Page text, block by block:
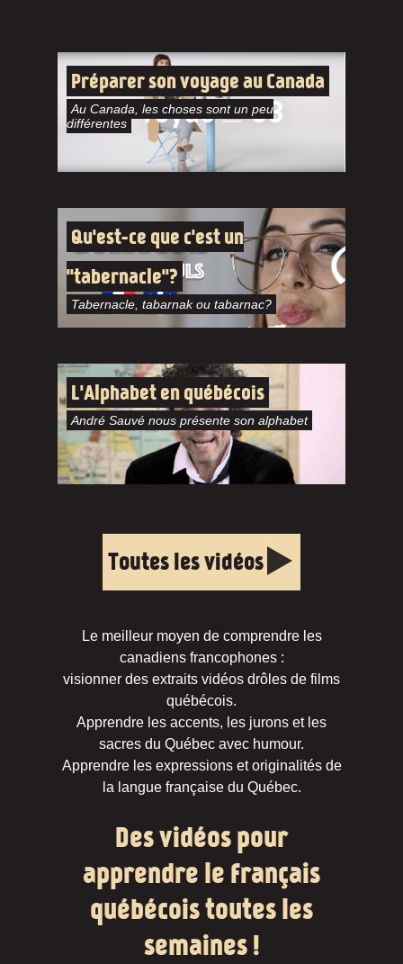
Préparer son voyage au Canada
Au Canada, les choses sont un peu
différentes
Qu'est-ce que c'est un
"tabernacle"?
Tabernacle, tabarnak ou tabarnac?
L'Alphabet en québécois
André Sauvé nous présente son alphabet
Toutes les vidéos
Le meilleur moyen de comprendre les
canadiens francophones :
visionner des extraits vidéos drôles de films
québécois.
Apprendre les accents, les jurons et les
sacres du Québec avec humour.
Apprendre les expressions et originalités de
la langue française du Québec.
Des vidéos pour
apprendre le français
québécois toutes les
semaines !